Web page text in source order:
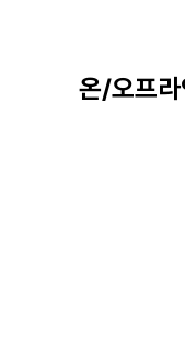
온/오프